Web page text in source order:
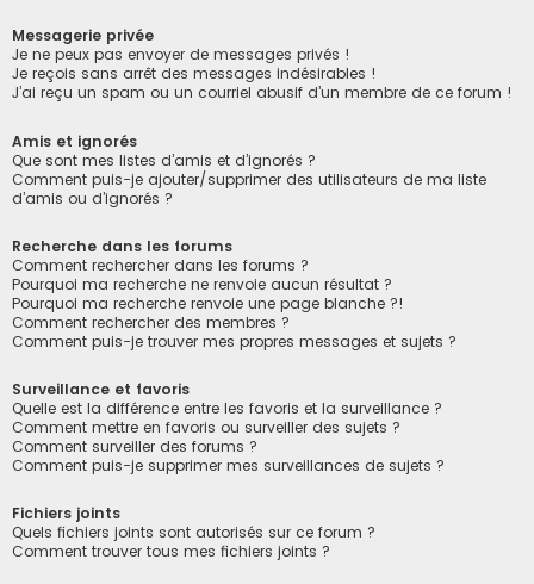
Messagerie privée
Je ne peux pas envoyer de messages privés !
Je reçois sans arrêt des messages indésirables !
J’ai reçu un spam ou un courriel abusif d’un membre de ce forum !
Amis et ignorés
Que sont mes listes d’amis et d’ignorés ?
Comment puis-je ajouter/supprimer des utilisateurs de ma liste
d’amis ou d’ignorés ?
Recherche dans les forums
Comment rechercher dans les forums ?
Pourquoi ma recherche ne renvoie aucun résultat ?
Pourquoi ma recherche renvoie une page blanche ?!
Comment rechercher des membres ?
Comment puis-je trouver mes propres messages et sujets ?
Surveillance et favoris
Quelle est la différence entre les favoris et la surveillance ?
Comment mettre en favoris ou surveiller des sujets ?
Comment surveiller des forums ?
Comment puis-je supprimer mes surveillances de sujets ?
Fichiers joints
Quels fichiers joints sont autorisés sur ce forum ?
Comment trouver tous mes fichiers joints ?